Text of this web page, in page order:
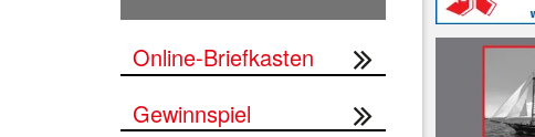
Online-Briefkasten
Gewinnspiel